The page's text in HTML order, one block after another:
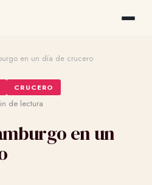
en un día de crucero
CRUCERO
de lectura
en un